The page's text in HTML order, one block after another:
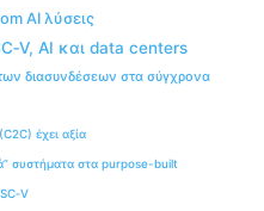
AI λύσεις
AI και data centers
διασυνδέσεων στα σύγχρονα
έχει αξία
συστήματα στα purpose-built